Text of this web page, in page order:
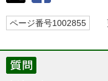
ページ番号1002855